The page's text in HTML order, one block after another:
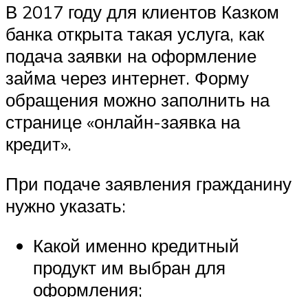
В 2017 году для клиентов Казком
банка открыта такая услуга, как
подача заявки на оформление
займа через интернет. Форму
обращения можно заполнить на
странице «онлайн-заявка на
кредит».
При подаче заявления гражданину
нужно указать:
Какой именно кредитный
продукт им выбран для
оформления;